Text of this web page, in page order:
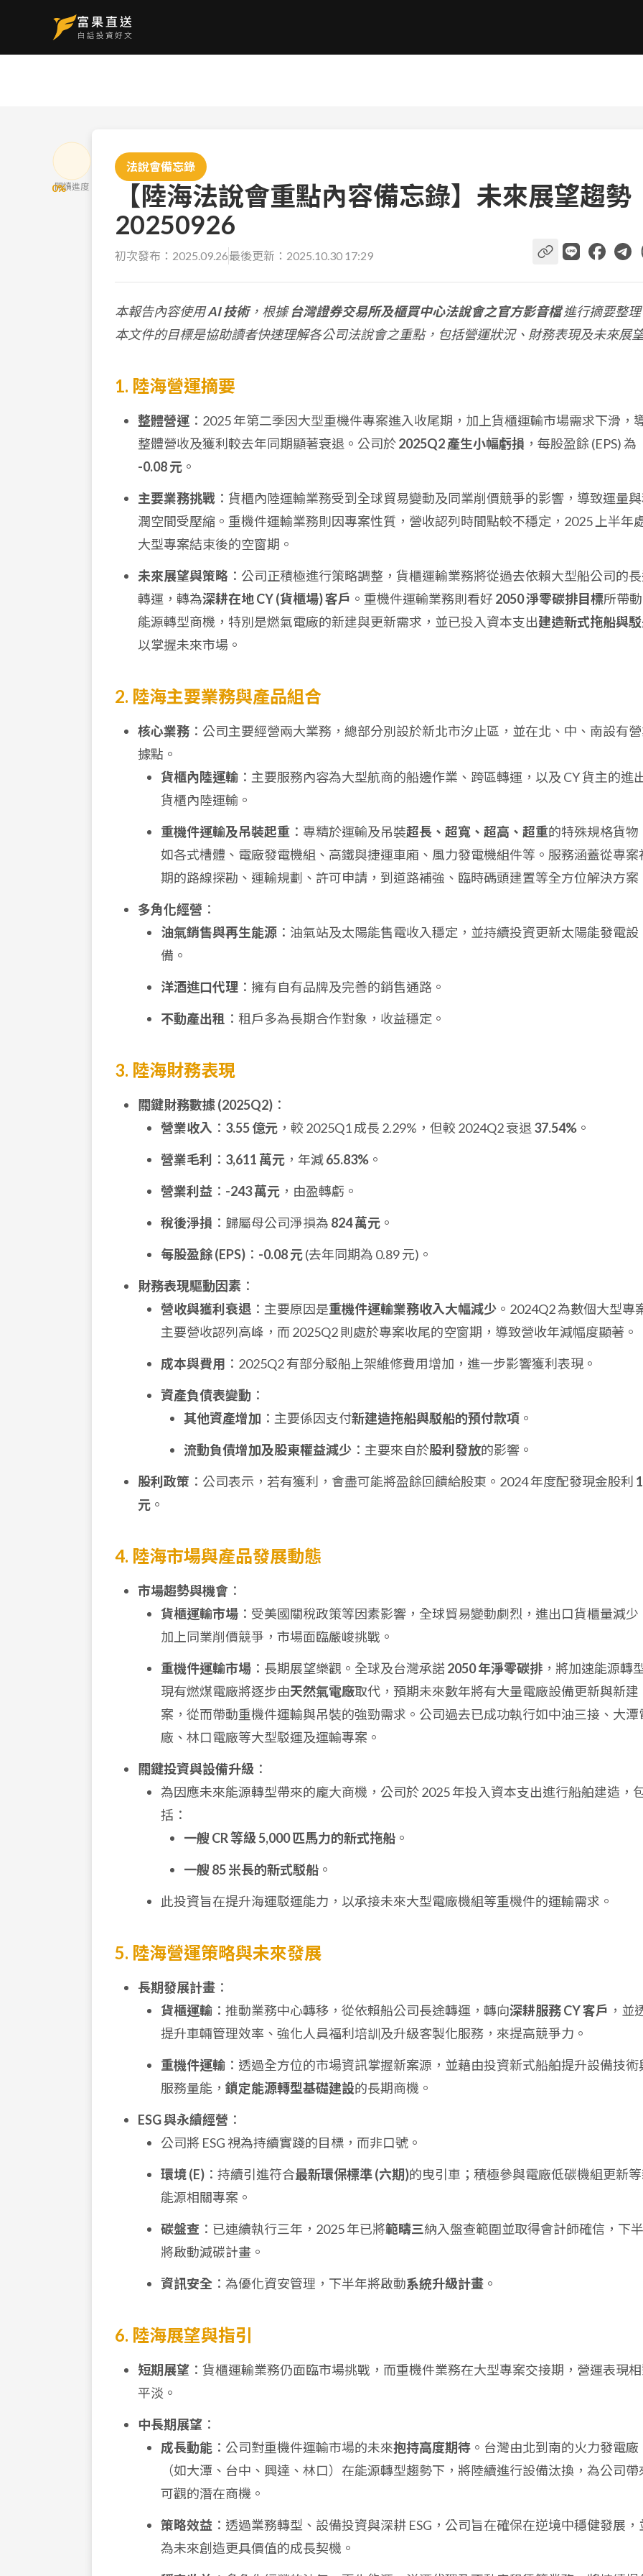
0%
閱讀進度
法說會備忘錄
【陸海法說會重點內容備忘錄】未來展望趨勢
20250926
初次發布： 2025.09.26最後更新： 2025.10.30 17:29
本報告內容使用AI 技術，根據台灣證券交易所及櫃買中心法說會之官方影音檔進行摘要整
本文件的目標是協助讀者快速理解各公司法說會之重點，包括營運狀況、財務表現及未來展
1. 陸海營運摘要
整體營運 ：2025 年第二季因大型重機件專案進入收尾期，加上貨櫃運輸市場需求下滑，
整體營收及獲利較去年同期顯著衰退。公司於2025Q2 產生小幅虧損 ，每股盈餘 (EPS) 為
-0.08 元 。
主要業務挑戰 ：貨櫃內陸運輸業務受到全球貿易變動及同業削價競爭的影響，導致運量
潤空間受壓縮。重機件運輸業務則因專案性質，營收認列時間點較不穩定，2025 上半年
大型專案結束後的空窗期。
未來展望與策略 ：公司正積極進行策略調整，貨櫃運輸業務將從過去依賴大型船公司的
轉運，轉為深耕在地 CY (貨櫃場) 客戶 。重機件運輸業務則看好2050 淨零碳排目標所帶
能源轉型商機，特別是燃氣電廠的新建與更新需求，並已投入資本支出建造新式拖船與
以掌握未來市場。
2. 陸海主要業務與產品組合
核心業務 ：公司主要經營兩大業務，總部分別設於新北市汐止區，並在北、中、南設有
據點。
貨櫃內陸運輸 ：主要服務內容為大型航商的船邊作業、跨區轉運，以及 CY 貨主的進
貨櫃內陸運輸。
重機件運輸及吊裝起重 ：專精於運輸及吊裝超長、超寬、超高、超重的特殊規格貨物
如各式槽體、電廠發電機組、高鐵與捷運車廂、風力發電機組件等。服務涵蓋從專案
期的路線探勘、運輸規劃、許可申請，到道路補強、臨時碼頭建置等全方位解決方案
多角化經營 ：
油氣銷售與再生能源 ：油氣站及太陽能售電收入穩定，並持續投資更新太陽能發電設
備。
洋酒進口代理 ：擁有自有品牌及完善的銷售通路。
不動產出租 ：租戶多為長期合作對象，收益穩定。
3. 陸海財務表現
關鍵財務數據 (2025Q2) ：
營業收入 ： 3.55 億元 ，較 2025Q1 成長 2.29%，但較 2024Q2 衰退 37.54% 。
營業毛利
： 3,611 萬元 ，年減65.83% 。
營業利益 ： -243 萬元 ，由盈轉虧。
稅後淨損 ：歸屬母公司淨損為 824 萬元 。
每股盈餘 (EPS) ： -0.08 元(去年同期為 0.89 元)。
財務表現驅動因素 ：
營收與獲利衰退 ：主要原因是重機件運輸業務收入大幅減少 。2024Q2 為數個大型專
主要營收認列高峰，而 2025Q2 則處於專案收尾的空窗期，導致營收年減幅度顯著。
成本與費用 ：2025Q2 有部分駁船上架維修費用增加，進一步影響獲利表現。
資產負債表變動 ：
其他資產增加 ：主要係因支付新建造拖船與駁船的預付款項 。
流動負債增加及股東權益減少 ：主要來自於股利發放的影響。
股利政策 ：公司表示，若有獲利，會盡可能將盈餘回饋給股東。2024 年度配發現金股利 1
元 。
4. 陸海市場與產品發展動態
市場趨勢與機會 ：
貨櫃運輸市場 ：受美國關稅政策等因素影響，全球貿易變動劇烈，進出口貨櫃量減少
加上同業削價競爭，市場面臨嚴峻挑戰。
重機件運輸市場 ：長期展望樂觀。全球及台灣承諾2050 年淨零碳排 ，將加速能源轉
現有燃煤電廠將逐步由天然氣電廠取代，預期未來數年將有大量電廠設備更新與新建
案，從而帶動重機件運輸與吊裝的強勁需求。公司過去已成功執行如中油三接、大潭
廠、林口電廠等大型駁運及運輸專案。
關鍵投資與設備升級 ：
為因應未來能源轉型帶來的龐大商機，公司於 2025 年投入資本支出進行船舶建造，
括：
一艘 CR 等級 5,000 匹馬力的新式拖船 。
一艘 85 米長的新式駁船 。
此投資旨在提升海運駁運能力，以承接未來大型電廠機組等重機件的運輸需求。
5. 陸海營運策略與未來發展
長期發展計畫 ：
貨櫃運輸 ：推動業務中心轉移，從依賴船公司長途轉運，轉向深耕服務 CY 客戶 ，並
提升車輛管理效率、強化人員福利培訓及升級客製化服務，來提高競爭力。
重機件運輸 ：透過全方位的市場資訊掌握新案源，並藉由投資新式船舶提升設備技術
服務量能， 鎖定能源轉型基礎建設的長期商機。
ESG 與永續經營 ：
公司將 ESG 視為持續實踐的目標，而非口號。
環境 (E) ：持續引進符合最新環保標準 (六期)的曳引車；積極參與電廠低碳機組更新
能源相關專案。
碳盤查 ：已連續執行三年，2025 年已將範疇三納入盤查範圍並取得會計師確信，下
將啟動減碳計畫。
資訊安全 ：為優化資安管理，下半年將啟動系統升級計畫 。
6. 陸海展望與指引
短期展望 ：貨櫃運輸業務仍面臨市場挑戰，而重機件業務在大型專案交接期，營運表現
平淡。
中長期展望 ：
成長動能 ：公司對重機件運輸市場的未來抱持高度期待 。台灣由北到南的火力發電廠
（如大潭、台中、興達、林口）在能源轉型趨勢下，將陸續進行設備汰換，為公司帶
可觀的潛在商機。
策略效益 ：透過業務轉型、設備投資與深耕 ESG，公司旨在確保在逆境中穩健發展，
為未來創造更具價值的成長契機。